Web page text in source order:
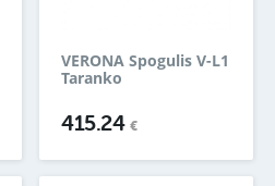
VERONA Spogulis V-L1
Taranko
415.24€